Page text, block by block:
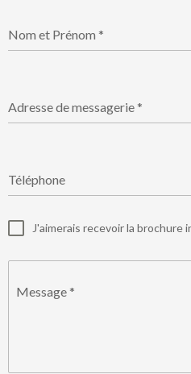
Nom et Prénom*
Adresse de messagerie*
Téléphone
J'aimerais recevoir la
Message*